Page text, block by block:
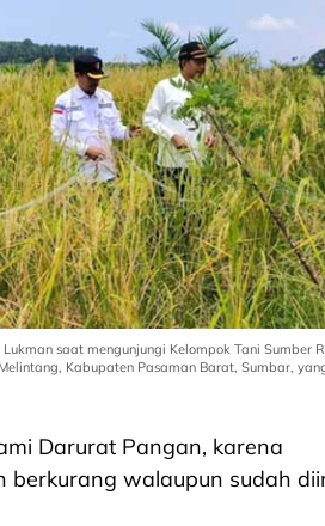
saat mengunjungi Kelompok Tani Sumber
Kabupaten Pasaman Barat, Sumbar,
Darurat Pangan, karena
berkurang walaupun sudah